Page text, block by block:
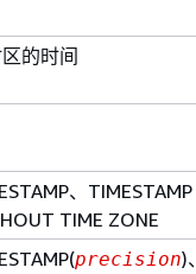
的时间
、TIMESTAMP
TIME ZONE
precision)、